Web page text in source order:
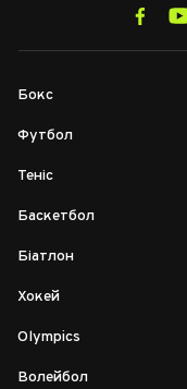
Бокс
Футбол
Теніс
Баскетбол
Біатлон
Хокей
Olympics
Волейбол